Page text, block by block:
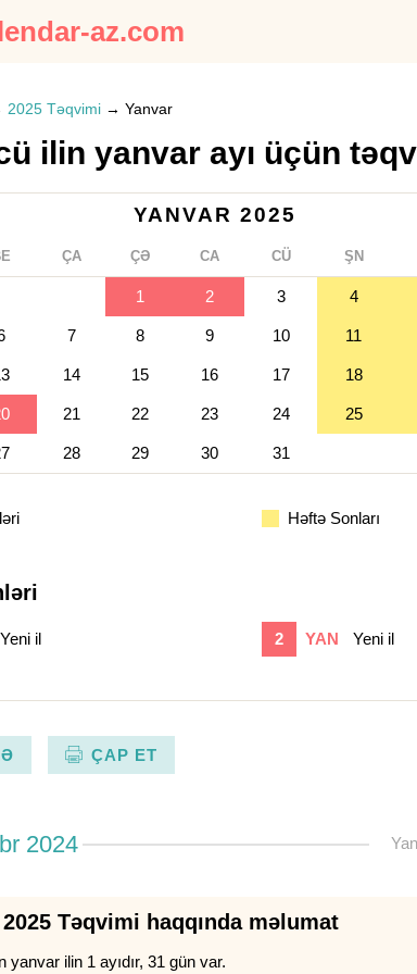
az.com
2025 Təqvimi → Yanvar
ilin yanvar ayı üçün
YANVAR 2025
ÇA ÇƏ CA CÜ ŞN
1 2 3 4
7 8 9 10 11
14 15 16 17 18
21 22 23 24 25
28 29 30 31
Həftə Sonları
Yeni il 2 YAN Yeni il
ÇAP ET
2024
Təqvimi haqqında məlumat
yanvar ilin 1 ayıdır, 31 gün var.